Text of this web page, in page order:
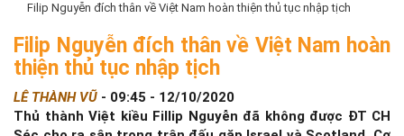
Filip Nguyễn đích thân về Việt Nam hoàn thiện thủ tục nhập tịch
Filip Nguyễn đích thân về Việt Nam hoàn
thiện thủ tục nhập tịch
LÊ THÀNH VŨ - 09:45 - 12/10/2020
Thủ thành Việt kiều Fillip Nguyễn đã không được ĐT CH